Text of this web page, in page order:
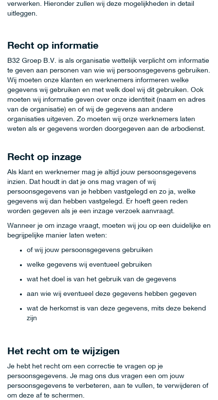
verwerken. Hieronder zullen wij deze mogelijkheden in detail
uitleggen.
Recht op informatie
B32 Groep B.V. is als organisatie wettelijk verplicht om informatie
te geven aan personen van wie wij persoonsgegevens gebruiken.
Wij moeten onze klanten en werknemers informeren welke
gegevens wij gebruiken en met welk doel wij dit gebruiken. Ook
moeten wij informatie geven over onze identiteit (naam en adres
van de organisatie) en of wij de gegevens aan andere
organisaties uitgeven. Zo moeten wij onze werknemers laten
weten als er gegevens worden doorgegeven aan de arbodienst.
Recht op inzage
Als klant en werknemer mag je altijd jouw persoonsgegevens
inzien. Dat houdt in dat je ons mag vragen of wij
persoonsgegevens van je hebben vastgelegd en zo ja, welke
gegevens wij dan hebben vastgelegd. Er hoeft geen reden
worden gegeven als je een inzage verzoek aanvraagt.
Wanneer je om inzage vraagt, moeten wij jou op een duidelijke en
begrijpelijke manier laten weten:
of wij jouw persoonsgegevens gebruiken
welke gegevens wij eventueel gebruiken
wat het doel is van het gebruik van de gegevens
aan wie wij eventueel deze gegevens hebben gegeven
wat de herkomst is van deze gegevens, mits deze bekend
zijn
Het recht om te wijzigen
Je hebt het recht om een correctie te vragen op je
persoonsgegevens. Je mag ons dus vragen een om jouw
persoonsgegevens te verbeteren, aan te vullen, te verwijderen of
om deze af te schermen.